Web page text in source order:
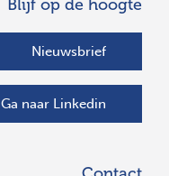
Blijf op de hoogte
Nieuwsbrief
Ga naar Linkedin